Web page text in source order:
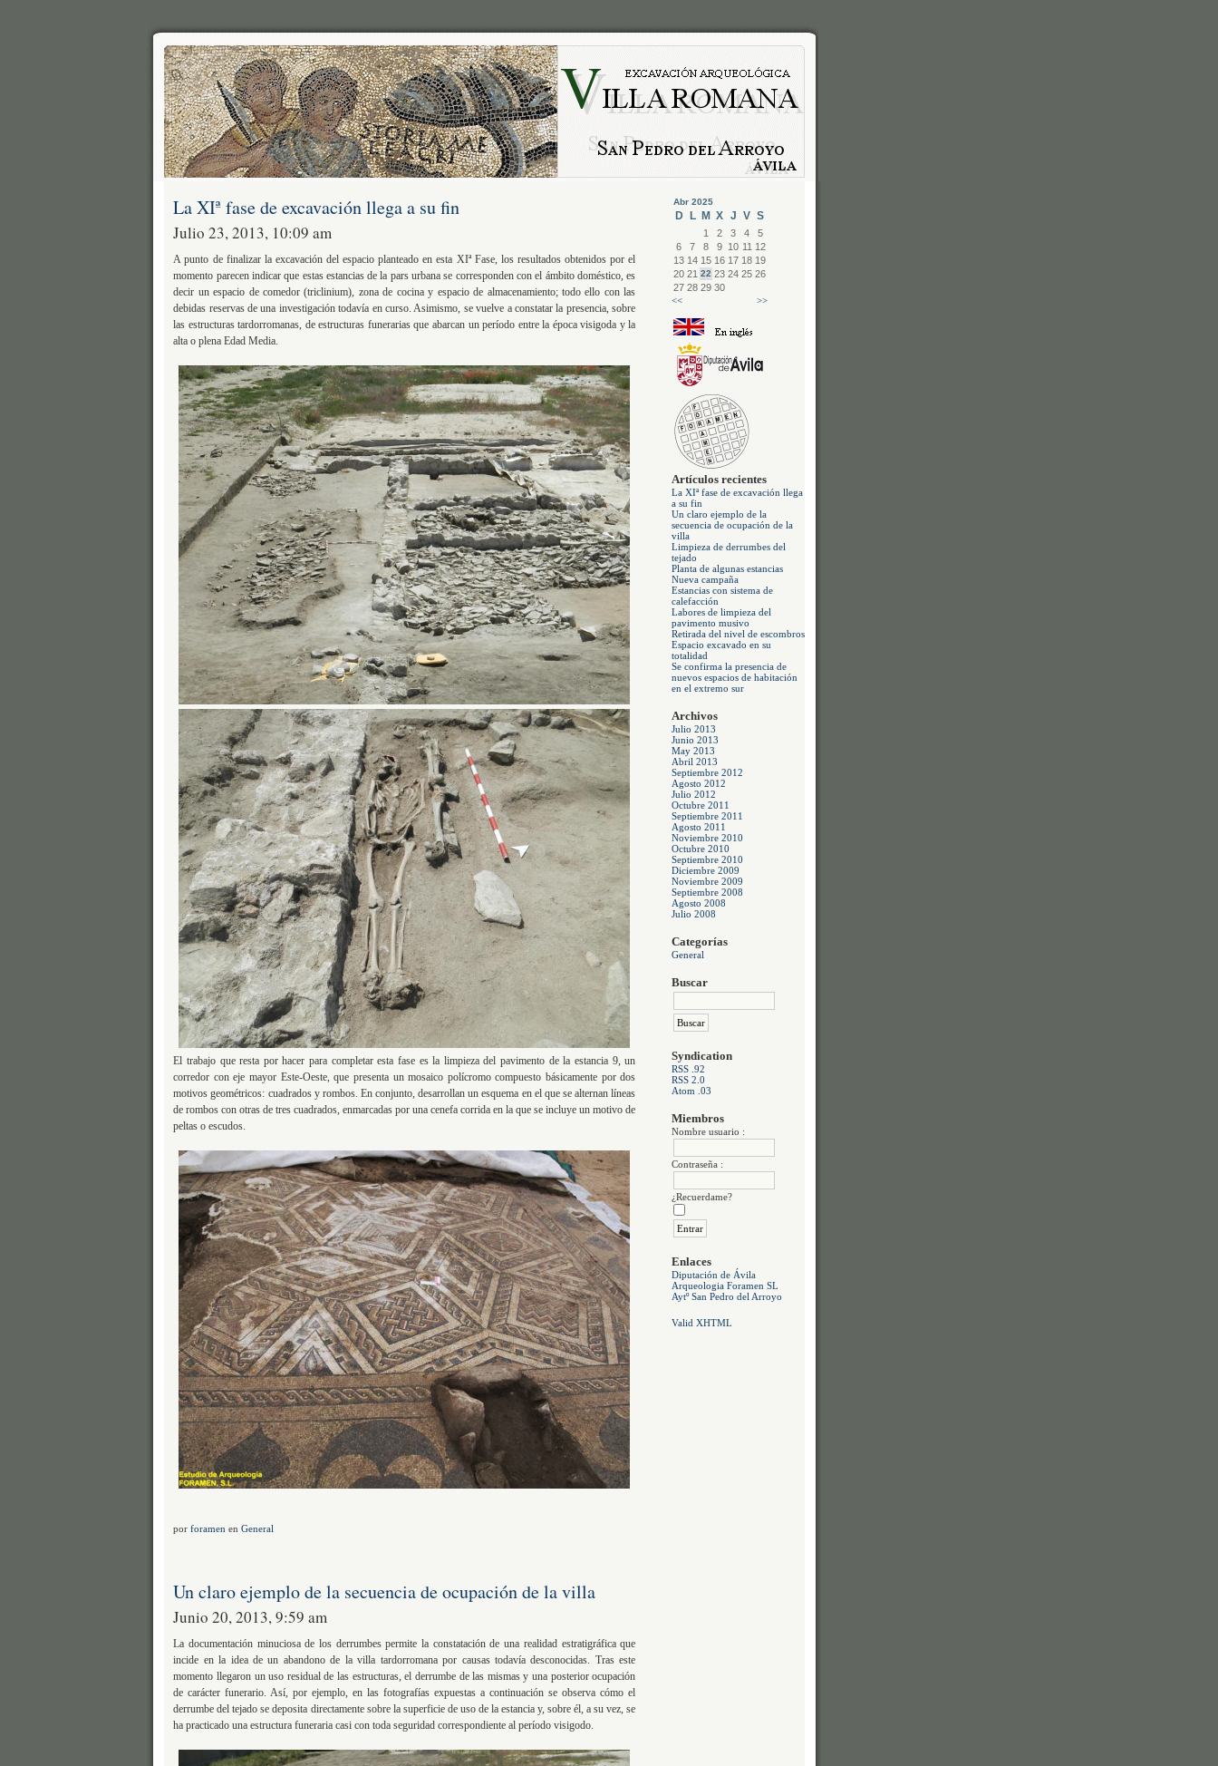
Abr 2025
D L M X J V S
1 2 3 4
5
6
7 8 9 10 11 12
13 14 15 16 17 18 19
20 21 22 23 24 25 26
27 28 29 30
<<
>>
Artículos recientes
La XIª fase de excavación llega
a su fin
Un claro ejemplo de la
secuencia de ocupación de la
villa
Limpieza de derrumbes del
tejado
Planta de algunas estancias
Nueva campaña
Estancias con sistema de
calefacción
Labores de limpieza del
pavimento musivo
Retirada del nivel de escombros
Espacio excavado en su
totalidad
Se confirma la presencia de
nuevos espacios de habitación
en el extremo sur
Archivos
Julio 2013
Junio 2013
May 2013
Abril 2013
Septiembre 2012
Agosto 2012
Julio 2012
Octubre 2011
Septiembre 2011
Agosto 2011
Noviembre 2010
Octubre 2010
Septiembre 2010
Diciembre 2009
Noviembre 2009
Septiembre 2008
Agosto 2008
Julio 2008
Categorías
General
Buscar
Syndication
RSS .92
RSS 2.0
Atom .03
Miembros
Nombre usuario :
Contraseña :
¿Recuerdame?
Enlaces
Diputación de Ávila
Arqueologia Foramen SL
Aytº San Pedro del Arroyo
Valid XHTML
La XIª fase de excavación llega a su fin
Julio 23, 2013, 10:09 am
A punto de finalizar la excavación del espacio planteado en esta XIª Fase, los resultados obtenidos por el
momento parecen indicar que estas estancias de la pars urbana se corresponden con el ámbito doméstico, es
decir un espacio de comedor (triclinium), zona de cocina y espacio de almacenamiento; todo ello con las
debidas reservas de una investigación todavía en curso. Asimismo, se vuelve a constatar la presencia, sobre
las estructuras tardorromanas, de estructuras funerarias que abarcan un período entre la época visigoda y la
alta o plena Edad Media.
El trabajo que resta por hacer para completar esta fase es la limpieza del pavimento de la estancia 9, un
corredor con eje mayor Este-Oeste, que presenta un mosaico polícromo compuesto básicamente por dos
motivos geométricos: cuadrados y rombos. En conjunto, desarrollan un esquema en el que se alternan líneas
de rombos con otras de tres cuadrados, enmarcadas por una cenefa corrida en la que se incluye un motivo de
peltas o escudos.
porforamen enGeneral
Un claro ejemplo de la secuencia de ocupación de la villa
Junio 20, 2013, 9:59 am
La documentación minuciosa de los derrumbes permite la constatación de una realidad estratigráfica que
incide en la idea de un abandono de la villa tardorromana por causas todavía desconocidas. Tras este
momento llegaron un uso residual de las estructuras, el derrumbe de las mismas y una posterior ocupación
de carácter funerario. Así, por ejemplo, en las fotografías expuestas a continuación se observa cómo el
derrumbe del tejado se deposita directamente sobre la superficie de uso de la estancia y, sobre él, a su vez, se
ha practicado una estructura funeraria casi con toda seguridad correspondiente al período visigodo.